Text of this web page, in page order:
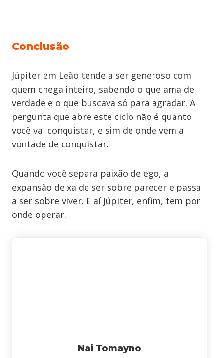
Conclusão
Júpiter em Leão tende a ser generoso com
quem chega inteiro, sabendo o que ama de
verdade e o que buscava só para agradar. A
pergunta que abre este ciclo não é quanto
você vai conquistar, e sim de onde vem a
vontade de conquistar.
Quando você separa paixão de ego, a
expansão deixa de ser sobre parecer e passa
a ser sobre viver. E aí Júpiter, enfim, tem por
onde operar.
Nai Tomayno